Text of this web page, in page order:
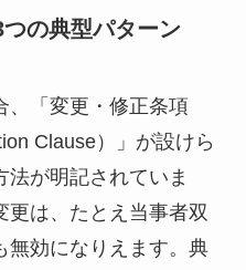
の典型パターン
、「変更・修正条項
Clause）」が設けら
法が明記されていま
更は、たとえ当事者双
無効になりえます。典